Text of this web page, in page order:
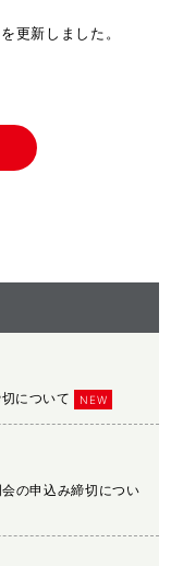
更新しました。
について NEW
の申込み締切につい